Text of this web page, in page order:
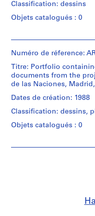
r
t
v
o
y
p
i
s
i
n
c
Classification: dessins
Objets catalogués : 0
institutions:
&
Herreros
(archive
creator)
Quantité
/
1
Numéro de réference:
Titre: Portfolio
documents from the
de las Naciones,
Dates de création: 1988
Classification: dessins,
Objets catalogués : 0